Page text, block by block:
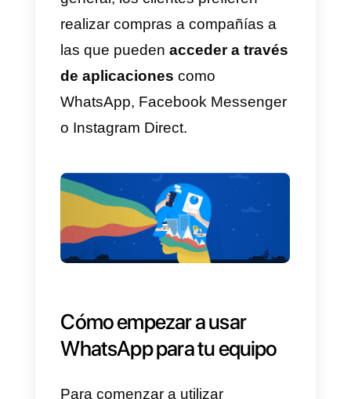
plataforma.
2)Decidir si son usuarios
administradores o no
Asignar los chats entrantes a
4)Agregar etiquetas y hacer
búsquedas entre clientes y
5)Gestionar el historial de
6)
Analizar estadísticas en